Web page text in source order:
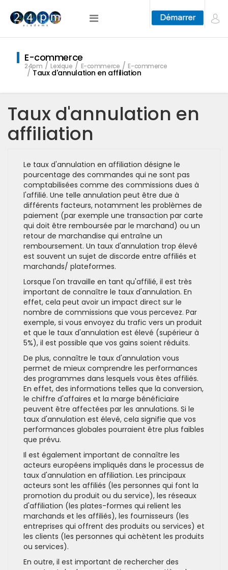
E-commerce
24pm Lexique E-commerce E-commerce
Taux d'annulation en affiliation
Taux d'annulation en
affiliation
Le taux d'annulation en affiliation désigne le
pourcentage des commandes qui ne sont pas
comptabilisées comme des commissions dues à
l'affilié. Une telle annulation peut être due à
différents facteurs, notamment les problèmes de
paiement (par exemple une transaction par carte
qui doit être remboursée par le marchand) ou un
retour de marchandise qui entraîne un
remboursement. Un taux d'annulation trop élevé
est souvent un sujet de discorde entre affiliés et
marchands/ plateformes.
Lorsque l'on travaille en tant qu'affilié, il est très
important de connaître le taux d'annulation. En
effet, cela peut avoir un impact direct sur le
nombre de commissions que vous percevez. Par
exemple, si vous envoyez du trafic vers un produit
et que le taux d'annulation est élevé (supérieur à
5%), il est possible que vos gains soient réduits.
De plus, connaître le taux d'annulation vous
permet de mieux comprendre les performances
des programmes dans lesquels vous êtes affiliés.
En effet, des informations telles que la conversion,
le chiffre d'affaires et la marge bénéficiaire
peuvent être affectées par les annulations. Si le
taux d'annulation est élevé, cela signifie que vos
performances globales pourraient être plus faibles
que prévu.
Il est également important de connaître les
acteurs européens impliqués dans le processus de
taux d'annulation en affiliation. Les principaux
acteurs sont les affiliés (les personnes qui font la
promotion du produit ou du service), les réseaux
d'affiliation (les plates-formes qui relient les
marchands et les affiliés), les fournisseurs (les
entreprises qui offrent des produits ou services) et
les clients (les personnes qui achètent les produits
ou services).
En outre, il est important de rechercher des